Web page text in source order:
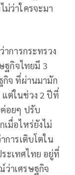
ว่าใครจะมา
การกระทรวง
ฐกิจไทยมี 3
กิจ ที่ผ่านมามัก
แต่ในช่วง 2 ปีที่
อยๆ ปรับ
มื่อไหร่ยังไม่
การเติบโตใน
ะเทศไทย อยู่ที่
าเศรษฐกิจ